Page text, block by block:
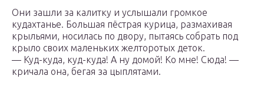
Они зашли за калитку и услышали громкое
кудахтанье. Большая пёстрая курица, размахивая
крыльями, носилась по двору, пытаясь собрать под
крыло своих маленьких желторотых деток.
— Куд-куда, куд-куда! А ну домой! Ко мне! Сюда! —
кричала она, бегая за цыплятами.